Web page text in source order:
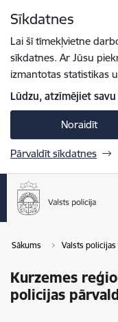
Sīkdatnes
Lai šī tīmekļvietne
sīkdatnes. Ar Jūsu
izmantotas statistikas
Lūdzu, atzīmējiet
Noraidīt
Pārvaldīt sīkdatnes
Sākums Valsts policijas
Kurzemes
policijas